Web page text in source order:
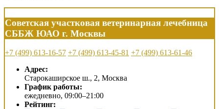
Советская участковая ветеринарная лечебница
СББЖ ЮАО г. Москвы
+7 (499) 613-16-57 +7 (499) 613-45-81 +7 (499) 613-61-46
Адрес:
Старокаширское ш., 2, Москва
График работы:
ежедневно, 09:00–21:00
Рейтинг: